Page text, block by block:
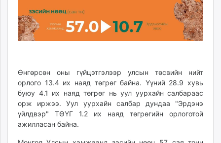
Өнгөрсөн оны гүйцэтгэлээр улсын төсвийн нийт
орлого 13.4 их наяд төгрөг байна. Үүний 28.9 хувь
буюу 4.1 их наяд төгрөг нь уул уурхайн салбараас
орж иржээ. Уул уурхайн салбар дундаа "Эрдэнэ
үйлдвэр" ТӨҮГ 1.2 их наяд төгрөгийн орлоготой
ажилласан байна.